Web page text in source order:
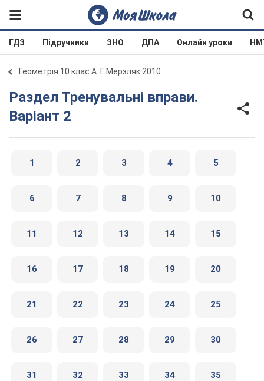
ГДЗ Підручники ЗНО ДПА Онлайн уроки
Геометрія 10 клас А. Г. Мерзляк 2010
Раздел Тренувальні вправи.
Варіант 2
1 2 3 4 5
6 7 8 9 10
11 12 13 14 15
16 17 18 19 20
21 22 23 24 25
26 27 28 29 30
31 32 33 34 35